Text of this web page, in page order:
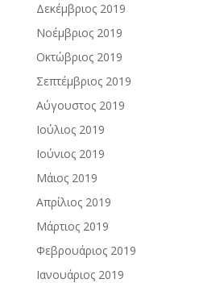
Δεκέμβριος 2019
Νοέμβριος 2019
Οκτώβριος 2019
Σεπτέμβριος 2019
Αύγουστος 2019
Ιούλιος 2019
Ιούνιος 2019
Μάιος 2019
Απρίλιος 2019
Μάρτιος 2019
Φεβρουάριος 2019
Ιανουάριος 2019